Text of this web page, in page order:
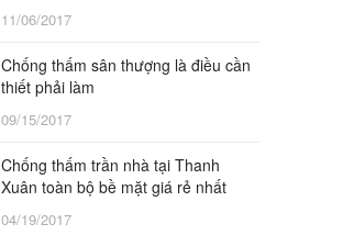
11/06/2017
Chống thấm sân thượng là điều cần
thiết phải làm
09/15/2017
Chống thấm trần nhà tại Thanh
Xuân toàn bộ bề mặt giá rẻ nhất
04/19/2017